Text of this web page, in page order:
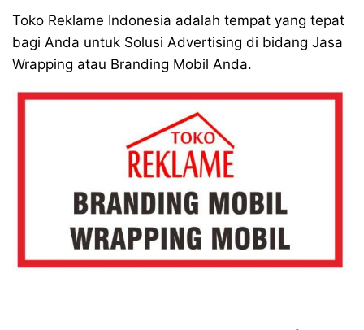
Toko Reklame Indonesia adalah tempat yang tepat
bagi Anda untuk Solusi Advertising di bidang Jasa
Wrapping atau Branding Mobil Anda.